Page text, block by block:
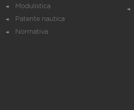
Modulistica
Patente nautica
Normativa